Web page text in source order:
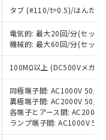
タブ (#110/t=0.5)/はんだづ
電気的: 最大20回/分(セット
機械的: 最大60回/分(セット
100MΩ以上 (DC500Vメガ)
同極端子間: AC1000V 50/
異極端子間: AC2000V 50/
各端子とアース間:
ランプ端子間: AC1000V
同意のうえ
10物質）の
能な商品で
質）の非含
予定のある
（10物質）の
品を出す予